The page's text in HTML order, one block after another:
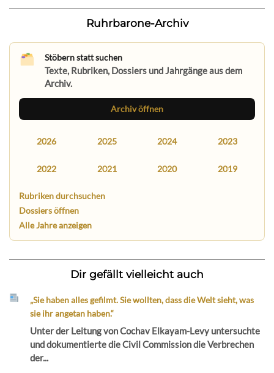
Ruhrbarone-Archiv
Stöbern statt suchen
Texte, Rubriken, Dossiers und Jahrgänge aus dem
Archiv.
Archiv öffnen
2026 2025 2024 2023
2022 2021 2020 2019
Rubriken durchsuchen
Dossiers öffnen
Alle Jahre anzeigen
Dir gefällt vielleicht auch
„Sie haben alles gefilmt. Sie wollten, dass die Welt sieht, was
sie ihr angetan haben.“
Unter der Leitung von Cochav Elkayam-Levy untersuchte
und dokumentierte die Civil Commission die Verbrechen
der...